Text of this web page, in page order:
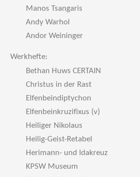
Manos Tsangaris
Andy Warhol
Andor Weininger
Werkhefte:
Bethan Huws CERTAIN
Christus in der Rast
Elfenbeindiptychon
Elfenbeinkruzifixus (v)
Heiliger Nikolaus
Heilig-Geist-Retabel
Herimann- und Idakreuz
KPSW Museum